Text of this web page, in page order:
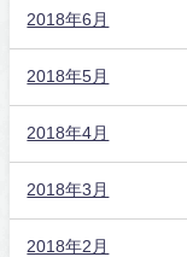
2018年6月
2018年5月
2018年4月
2018年3月
2018年2月